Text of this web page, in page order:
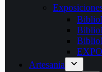
Artesania